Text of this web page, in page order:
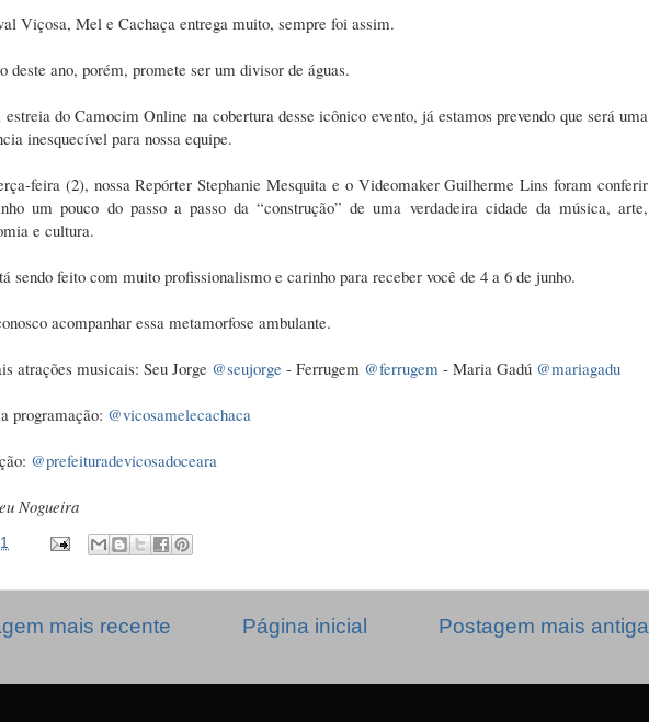
Viçosa, Mel e Cachaça entrega muito, sempre foi assim.
deste ano, porém, promete ser um divisor de águas.
estreia do Camocim Online na cobertura desse icônico evento, já estamos prevendo que será uma
inesquecível para nossa equipe.
feira (2), nossa Repórter Stephanie Mesquita e o Videomaker Guilherme Lins foram conferir
um pouco do passo a passo da “construção” de uma verdadeira cidade da música, arte,
e cultura.
sendo feito com muito profissionalismo e carinho para receber você de 4 a 6 de junho.
acompanhar essa metamorfose ambulante.
atrações musicais: Seu Jorge @seujorge - Ferrugem @ferrugem - Maria Gadú @mariagadu
programação: @vicosamelecachaca
@prefeituradevicosadoceara
Nogueira
mais recente Postagem mais antiga
Página inicial